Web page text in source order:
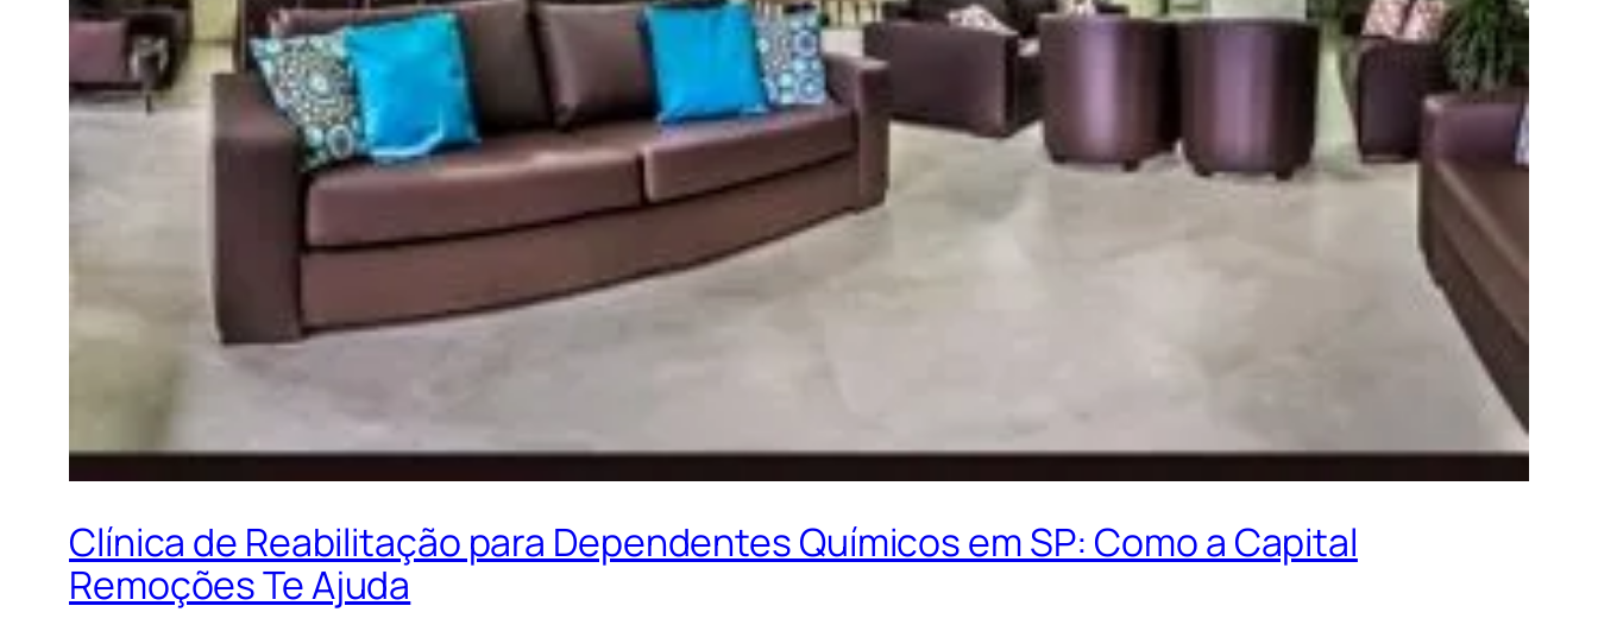
Clínica de Reabilitação para Dependentes Químicos em SP: Como a Capital
Remoções Te Ajuda